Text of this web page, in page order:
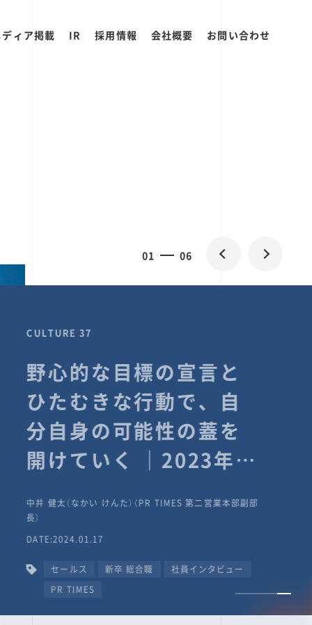
ィア掲載 IR 採用情報 会社概要 お問い合わせ
01 06
CULTURE 37
野心的な目標の宣言と
ひたむきな行動で、自
分自身の可能性の蓋を
開けていく ｜2023年度
タビュー #PR
TIMESな人たち
中井 健太（なかい けんた）（PR TIMES 第二営業本部副部
長）
DATE:2024.01.17
セールス 新卒 総合職
社員インタビュー
PR TIMES